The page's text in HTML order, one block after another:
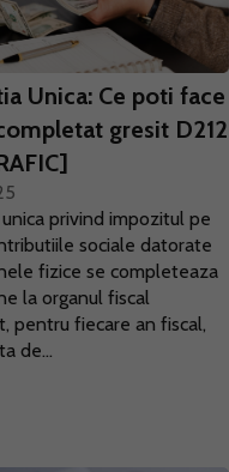
Unica: Ce poti face
gresit D212
privind impozitul pe
sociale datorate
fizice se completeaza
la organul fiscal
pentru fiecare an fiscal,
de...